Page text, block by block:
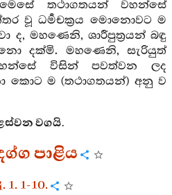
තථාගතයන් වහන්සේ
වූ ධර්‍මචක්‍රය මොනොවට ම
ද, මහණෙනි, ශාරීපුත්‍රයන් බඳු
දක්මි. මහණෙනි, සැරියුත්
විසින් පවත්වන ලද
කොට ම (තථාගතයන්) අනු ව
වගයි.
පාළිය
1. 1-10.